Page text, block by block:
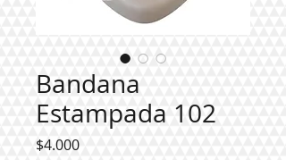
Bandana
Estampada 102
$4.000Precio